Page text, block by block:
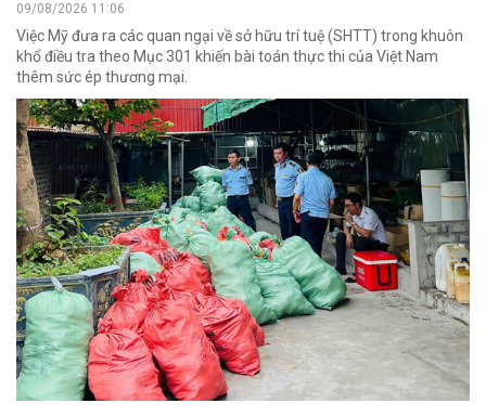
09/08/2026 11:06
Việc Mỹ đưa ra các quan ngại về sở hữu trí tuệ (SHTT) trong khuôn
khổ điều tra theo Mục 301 khiến bài toán thực thi của Việt Nam
thêm sức ép thương mại.